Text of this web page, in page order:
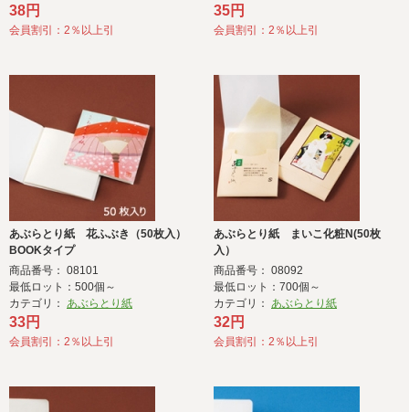
38円
会員割引：2％以上引
35円
会員割引：2％以上引
あぶらとり紙 花ふぶき（50枚入）
BOOKタイプ
商品番号： 08101
最低ロット：500個～
カテゴリ： あぶらとり紙
33円
会員割引：2％以上引
あぶらとり紙 まいこ化粧N(50枚
入）
商品番号： 08092
最低ロット：700個～
カテゴリ： あぶらとり紙
32円
会員割引：2％以上引